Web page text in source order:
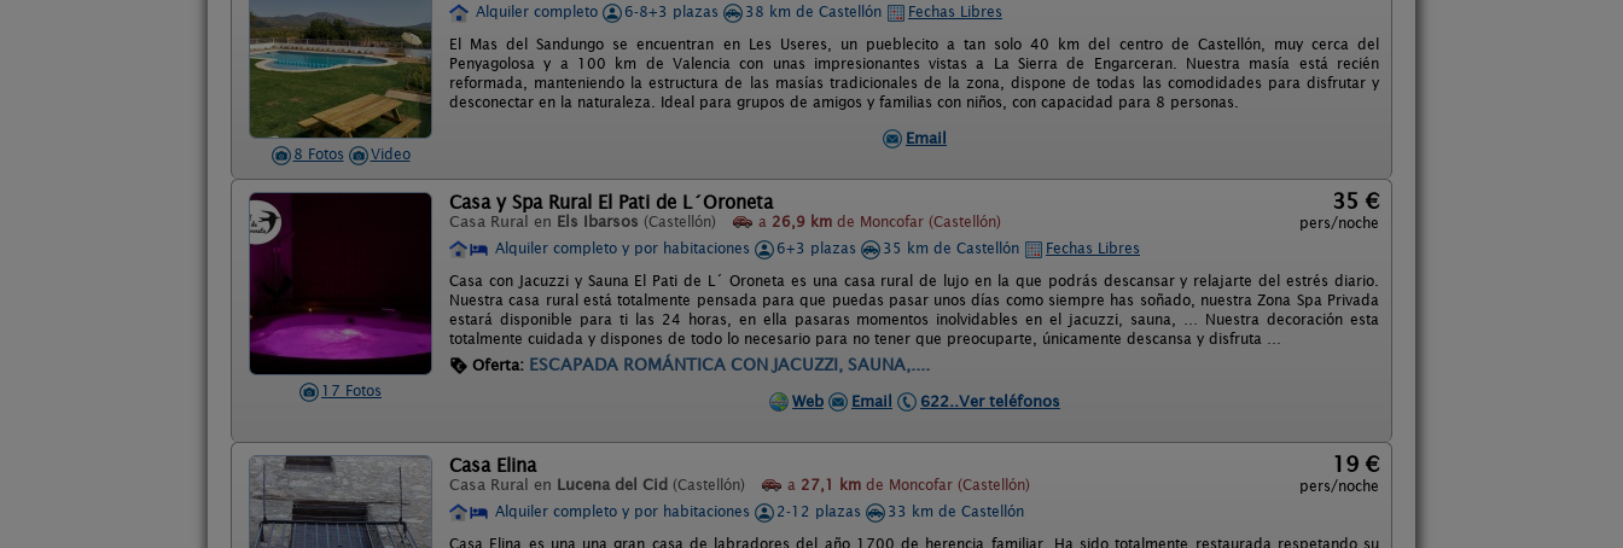
8 Fotos Video
Alquiler completo
6-8+3 plazas 38 km de Castellón
Fechas Libres
El Mas del Sandungo se encuentran en Les Useres, un pueblecito a tan solo 40 km del centro de Castellón, muy cerca del
Penyagolosa y a 100 km de Valencia con unas impresionantes vistas a La Sierra de Engarceran. Nuestra masía está recién
reformada, manteniendo la estructura de las masías tradicionales de la zona, dispone de todas las comodidades para disfrutar y
desconectar en la naturaleza. Ideal para grupos de amigos y familias con niños, con capacidad para 8 personas.
Email
17 Fotos
Casa y Spa Rural El Pati de L´Oroneta
Casa Rural en Els Ibarsos (Castellón) a 26,9 km de Moncofar (Castellón)
35 €
pers/noche
Alquiler completo y por habitaciones
6+3 plazas 35 km de Castellón
Fechas Libres
Casa con Jacuzzi y Sauna El Pati de L´ Oroneta es una casa rural de lujo en la que podrás descansar y relajarte del estrés diario.
Nuestra casa rural está totalmente pensada para que puedas pasar unos días como siempre has soñado, nuestra Zona Spa Privada
estará disponible para ti las 24 horas, en ella pasaras momentos inolvidables en el jacuzzi, sauna, … Nuestra decoración esta
totalmente cuidada y dispones de todo lo necesario para no tener que preocuparte, únicamente descansa y disfruta …
Oferta: ESCAPADA ROMÁNTICA CON JACUZZI, SAUNA,....
Web Email 622..Ver teléfonos
Casa Elina
Casa Rural en Lucena del Cid (Castellón) a 27,1 km de Moncofar (Castellón)
19 €
pers/noche
Alquiler completo y por habitaciones
2-12 plazas
33 km de Castellón
Casa Elina es una una gran casa de labradores del año 1700 de herencia familiar. Ha sido totalmente restaurada respetando su